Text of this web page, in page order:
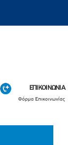
ΕΠΙΚΟΙΝΩΝΙΑ
Φόρμα Επικοινωνίας